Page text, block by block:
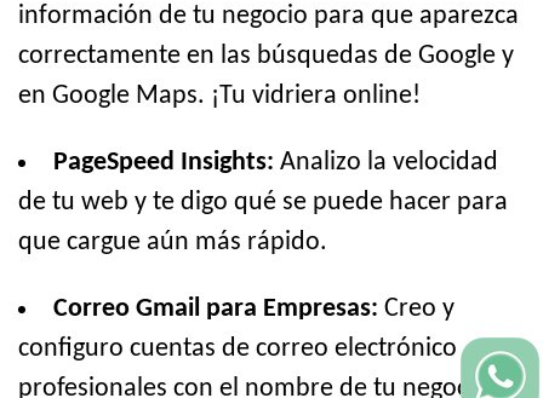
información de tu negocio para que aparezca
correctamente en las búsquedas de Google y
en Google Maps. ¡Tu vidriera online!
PageSpeed Insights: Analizo la velocidad
de tu web y te digo qué se puede hacer para
que cargue aún más rápido.
Correo Gmail para Empresas: Creo y
configuro cuentas de correo electrónico
profesionales con el nombre de tu negocio